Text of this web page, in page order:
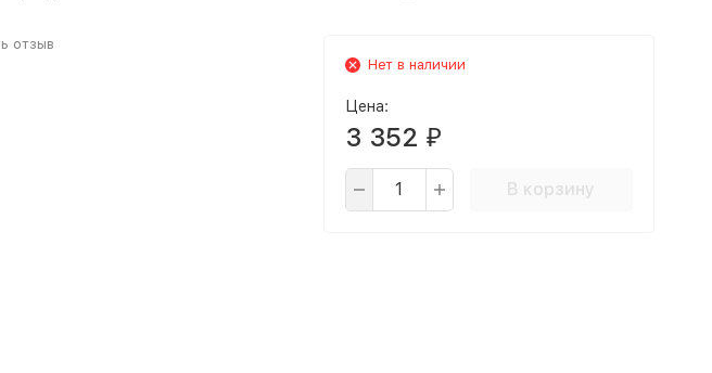
отзыв
Нет в наличии
Цена:
3 352 ₽
В корзину